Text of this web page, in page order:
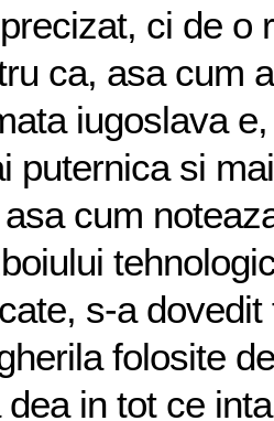
ci de o
ca, asa cum
iugoslava
puternica si
cum
s-a
folosite
in tot ce